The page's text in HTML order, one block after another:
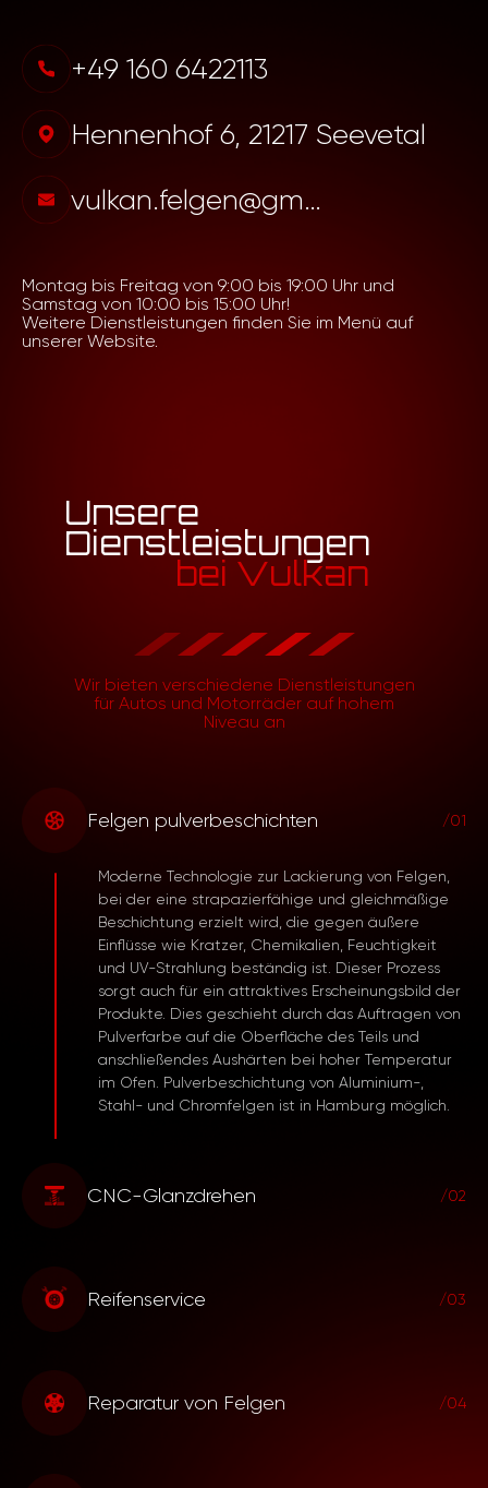
+49 160 6422113
Hennenhof 6, 21217 Seevetal
vulkan.felgen@gmail.com
Montag bis Freitag von 9:00 bis 19:00 Uhr und
Samstag von 10:00 bis 15:00 Uhr!
Weitere Dienstleistungen finden Sie im Menü auf
unserer Website.
Unsere
Dienstleistungen
bei Vulkan
Wir bieten verschiedene Dienstleistungen
für Autos und Motorräder auf hohem
Niveau an
Felgen pulverbeschichten /01
Moderne Technologie zur Lackierung von Felgen,
bei der eine strapazierfähige und gleichmäßige
Beschichtung erzielt wird, die gegen äußere
Einflüsse wie Kratzer, Chemikalien, Feuchtigkeit
und UV-Strahlung beständig ist. Dieser Prozess
sorgt auch für ein attraktives Erscheinungsbild der
Produkte. Dies geschieht durch das Auftragen von
Pulverfarbe auf die Oberfläche des Teils und
anschließendes Aushärten bei hoher Temperatur
im Ofen. Pulverbeschichtung von Aluminium-,
Stahl- und Chromfelgen ist in Hamburg möglich.
CNC-Glanzdrehen /02
um die Außenseite der Felgen auf Schäden und
zurückzugeben.
Reifenservice /03
und Aufpumpen. Die Fachleute unseres
Reparatur von Felgen /04